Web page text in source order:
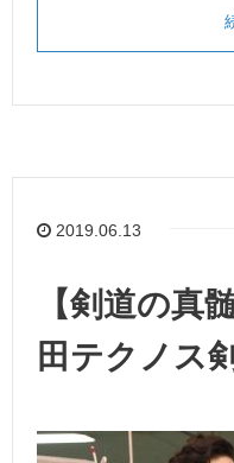
2019.06.13
【剣道の真
田テクノス